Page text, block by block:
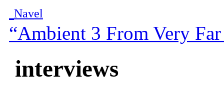
Navel
“Ambient 3 From Very
interviews